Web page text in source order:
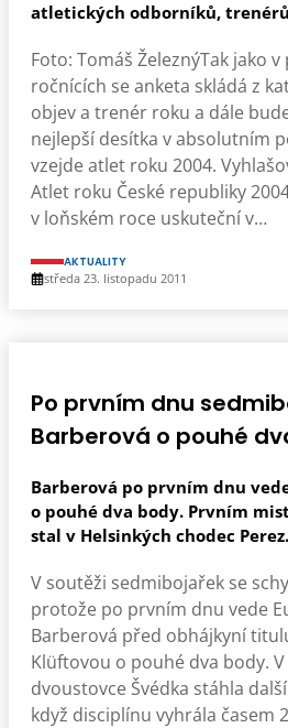
atletických odborníků,
Foto: Tomáš ŽeleznýTak jako
ročnících se anketa skládá z
objev a trenér roku a dále
nejlepší desítka v absolutním
vzejde atlet roku 2004.
Atlet roku České republiky
v loňském roce uskuteční v…
AKTUALITY
středa 23. listopadu 2011
Po prvním dnu
Barberová o pouhé
Barberová po prvním dnu
o pouhé dva body. Prvním
stal v Helsinkých chodec Perez.
V soutěži sedmibojařek se
protože po prvním dnu vede
Barberová před obhájkyní
Klüftovou o pouhé dva body.
dvoustovce Švédka stáhla
když disciplínu vyhrála časem